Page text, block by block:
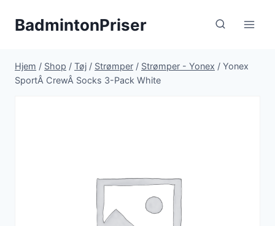
BadmintonPriser
Hjem / Shop / Tøj / Strømper / Strømper - Yonex / Yonex
SportÂ CrewÂ Socks 3-Pack White